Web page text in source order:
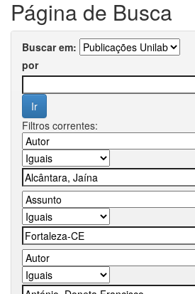
Página de Busca
Buscar em:
por
Filtros correntes: